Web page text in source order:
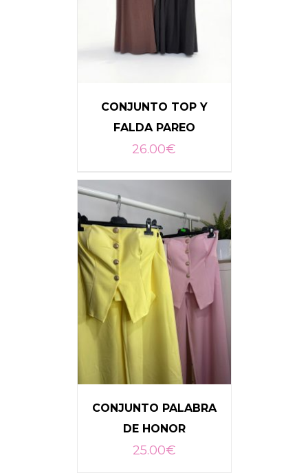
SELECCIONAR OPCIONES
CONJUNTO TOP Y
FALDA PAREO
26.00€
CONJUNTO PALABRA
DE HONOR
25.00€